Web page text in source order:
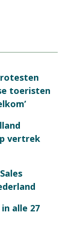
toeristen
vertrek
alle 27